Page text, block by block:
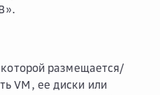
размещается/
VM, ее диски или